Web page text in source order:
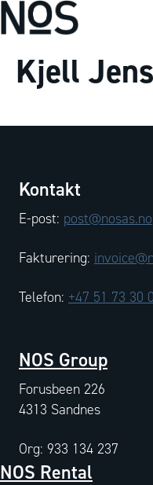
Kjell
Kontakt
E-post: post@nosas.no
Fakturering:
Telefon: +47 51 73 30
NOS Group
Forusbeen 226
4313 Sandnes
Org: 933 134 237
NOS Rental